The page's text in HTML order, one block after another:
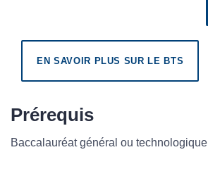
EN SAVOIR PLUS SUR LE BTS
Prérequis
Baccalauréat général ou technologique